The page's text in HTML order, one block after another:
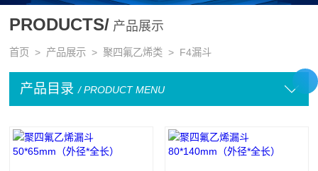
PRODUCTS/ 产品展示
首页 > 产品展示 > 聚四氟乙烯类 > F4漏斗
产品目录 / PRODUCT MENU